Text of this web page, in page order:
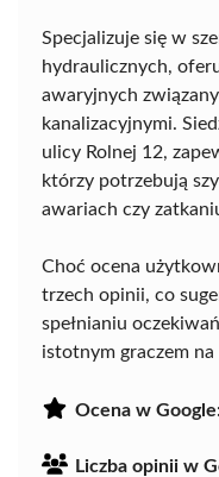
Specjalizuje się w
hydraulicznych,
awaryjnych
kanalizacyjnymi.
ulicy Rolnej 12,
którzy potrzebują
awariach czy
Choć ocena
trzech opinii, co
spełnianiu
istotnym graczem
Ocena w
Liczba opinii w